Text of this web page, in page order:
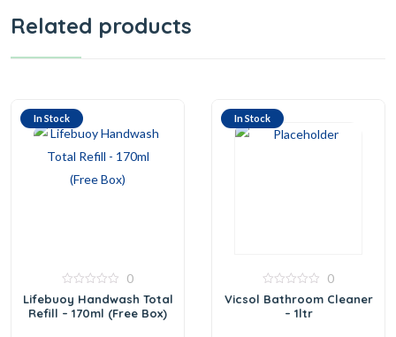
Related products
In Stock
out
of
0
Lifebuoy Handwash Total
Refill – 170ml (Free Box)
In Stock
0
out
0
Vicsol Bathroom Cleaner
– 1ltr